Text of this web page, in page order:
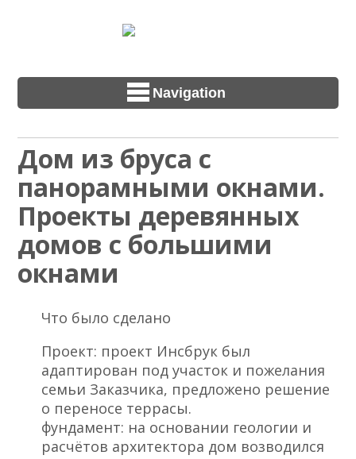
Navigation
Дом из бруса с
панорамными окнами.
Проекты деревянных
домов с большими
окнами
Что было сделано
Проект: проект Инсбрук был
адаптирован под участок и пожелания
семьи Заказчика, предложено решение
о переносе террасы.
фундамент: на основании геологии и
расчётов архитектора дом возводился